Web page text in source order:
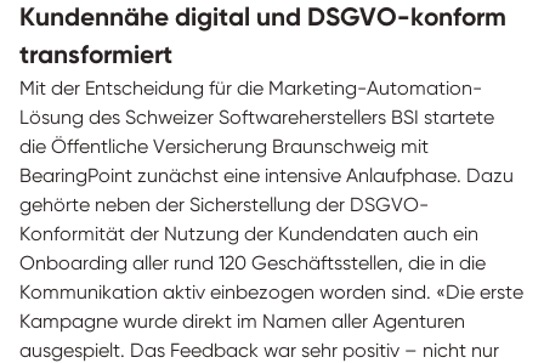
Kundennähe digital und DSGVO-konform
transformiert
Mit der Entscheidung für die Marketing-Automation-
Lösung des Schweizer Softwareherstellers BSI startete
die Öffentliche Versicherung Braunschweig mit
BearingPoint zunächst eine intensive Anlaufphase. Dazu
gehörte neben der Sicherstellung der DSGVO-
Konformität der Nutzung der Kundendaten auch ein
Onboarding aller rund 120 Geschäftsstellen, die in die
Kommunikation aktiv einbezogen worden sind. «Die erste
Kampagne wurde direkt im Namen aller Agenturen
ausgespielt. Das Feedback war sehr positiv – nicht nur